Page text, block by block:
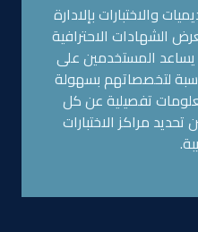
والاختبارات بإلادارة
الشهادات الاحترافية
المستخدمين على
لتخصصاتهم بسهولة
تفصيلية عن كل
مراكز الاختبارات